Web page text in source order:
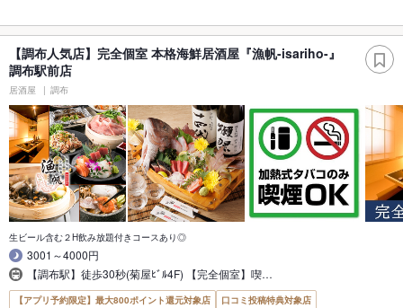
【調布人気店】完全個室 本格海鮮居酒屋『漁帆-isariho-』
調布駅前店
居酒屋 調布
生ビール含む２H飲み放題付きコースあり◎
3001～4000円
【調布駅】徒歩30秒(菊屋ﾋﾞﾙ4F) 【完全個室】喫…
【アプリ予約限定】最大800ポイント還元対象店
口コミ投稿特典対象店